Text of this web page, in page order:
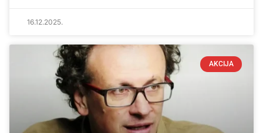
16.12.2025.
AKCIJA